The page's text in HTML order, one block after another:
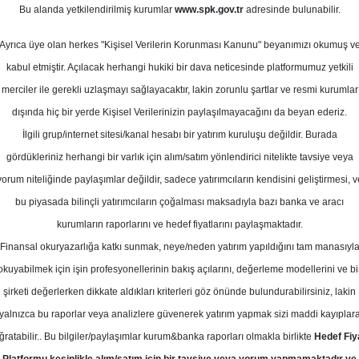
Potansiyeli
Kurum Sayısı
13
9
Çarşamba, 01 Temmuz 2026
Yatırım Hedef Fiyat
KCHOL - Koç Holding için hedef
AL olarak belirledi
Bu alanda yetkilendirilmiş kurumlar www.spk.gov.tradresinde bulunabilir.
Ayrıca üye olan herkes "Kişisel Verilerin Korunması Kanunu" beyanımızı okumuş ve
kabul etmiştir. Açılacak herhangi hukiki bir dava neticesinde platformumuz yetkili
merciler ile gerekli uzlaşmayı sağlayacaktır, lakin zorunlu şartlar ve resmi kurumlar
dışında hiç bir yerde Kişisel Verilerinizin paylaşılmayacağını da beyan ederiz.
İlgili grup/internet sitesi/kanal hesabı bir yatırım kuruluşu değildir. Burada
gördükleriniz herhangi bir varlık için alım/satım yönlendirici nitelikte tavsiye veya
niteliğinde paylaşımlar değildir, sadece yatırımcıların kendisini geliştirmesi,
bu piyasada bilinçli yatırımcıların çoğalması maksadıyla bazı banka ve aracı
kurumların raporlarını ve hedef fiyatlarını paylaşmaktadır.
Finansal okuryazarlığa katkı sunmak, neye/neden yatırım yapıldığını tam manasıyla
için işin profesyonellerinin bakış açılarını, değerleme modellerini ve
şirketi değerlerken dikkate aldıkları kriterleri göz önünde bulundurabilirsiniz, lakin
yalnızca bu raporlar veya analizlere güvenerek yatırım yapmak sizi maddi
Bu bilgiler/paylaşımlar kurum&banka raporları olmakla birlikte Hedef